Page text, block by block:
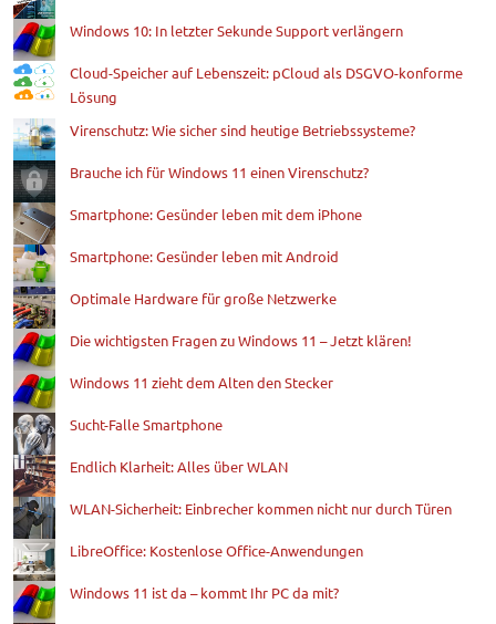
Windows 10: In letzter Sekunde Support verlängern
Cloud-Speicher auf Lebenszeit: pCloud als DSGVO-konforme
Lösung
Virenschutz: Wie sicher sind heutige Betriebssysteme?
Brauche ich für Windows 11 einen Virenschutz?
Smartphone: Gesünder leben mit dem iPhone
Smartphone: Gesünder leben mit Android
Optimale Hardware für große Netzwerke
Die wichtigsten Fragen zu Windows 11 – Jetzt klären!
Windows 11 zieht dem Alten den Stecker
Sucht-Falle Smartphone
Endlich Klarheit: Alles über WLAN
WLAN-Sicherheit: Einbrecher kommen nicht nur durch Türen
LibreOffice: Kostenlose Office-Anwendungen
Windows 11 ist da – kommt Ihr PC da mit?